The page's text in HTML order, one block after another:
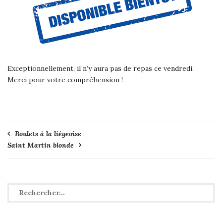
Exceptionnellement, il n’y aura pas de repas ce vendredi.
Merci pour votre compréhension !
Navigation
de
Boulets à la liégeoise
Saint Martin blonde
Rechercher :